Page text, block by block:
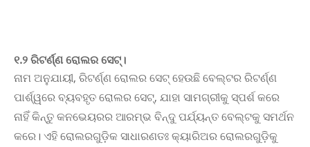
୧.୨ ରିଟର୍ଣ୍ଣ ରୋଲର ସେଟ୍।
ନାମ ଅନୁଯାୟୀ, ରିଟର୍ଣ୍ଣ ରୋଲର ସେଟ୍ ହେଉଛି ବେଲ୍ଟର ରିଟର୍ଣ୍ଣ
ପାର୍ଶ୍ୱରେ ବ୍ୟବହୃତ ରୋଲର ସେଟ୍, ଯାହା ସାମଗ୍ରୀକୁ ସ୍ପର୍ଶ କରେ
ନାହିଁ କିନ୍ତୁ କନଭେୟରର ଆରମ୍ଭ ବିନ୍ଦୁ ପର୍ଯ୍ୟନ୍ତ ବେଲ୍ଟକୁ ସମର୍ଥନ
କରେ। ଏହି ରୋଲରଗୁଡ଼ିକ ସାଧାରଣତଃ କ୍ୟାରିଅର ରୋଲରଗୁଡ଼ିକୁ